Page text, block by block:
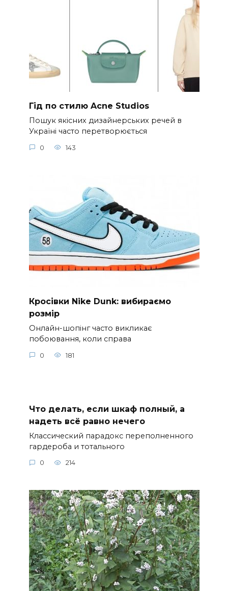
Гід по стилю Acne Studios
Пошук якісних дизайнерських речей в
Україні часто перетворюється
0 143
Кросівки Nike Dunk: вибираємо
розмір
Онлайн-шопінг часто викликає
побоювання, коли справа
0 181
Что делать, если шкаф полный, а
надеть всё равно нечего
Классический парадокс переполненного
гардероба и тотального
0 214